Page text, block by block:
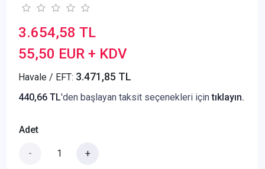
3.654,58 TL
55,50 EUR + KDV
Havale / EFT: 3.471,85 TL
440,66 TL'den başlayan taksit seçenekleri içintıklayın.
Adet
- +